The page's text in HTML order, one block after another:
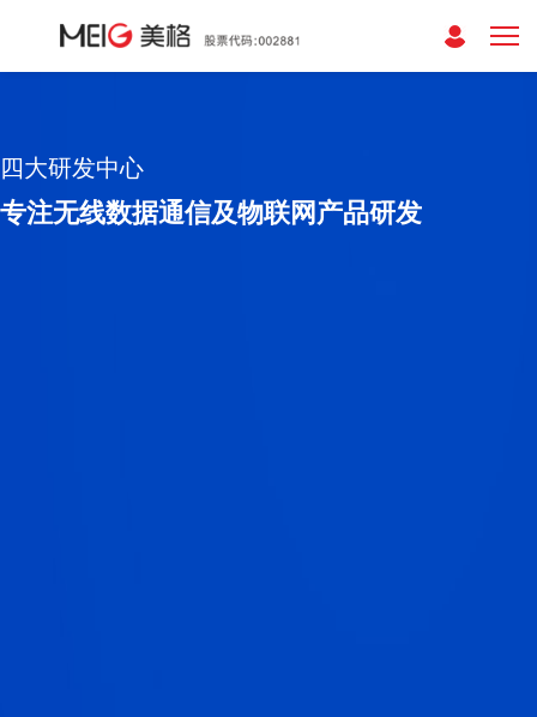
四大研发中心
专注无线数据通信及物联网产品研发